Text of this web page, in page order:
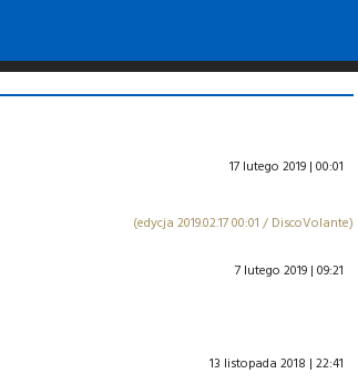
17 lutego 2019 | 00:01
(edycja 2019.02.17 00:01 / DiscoVolante)
7 lutego 2019 | 09:21
13 listopada 2018 | 22:41